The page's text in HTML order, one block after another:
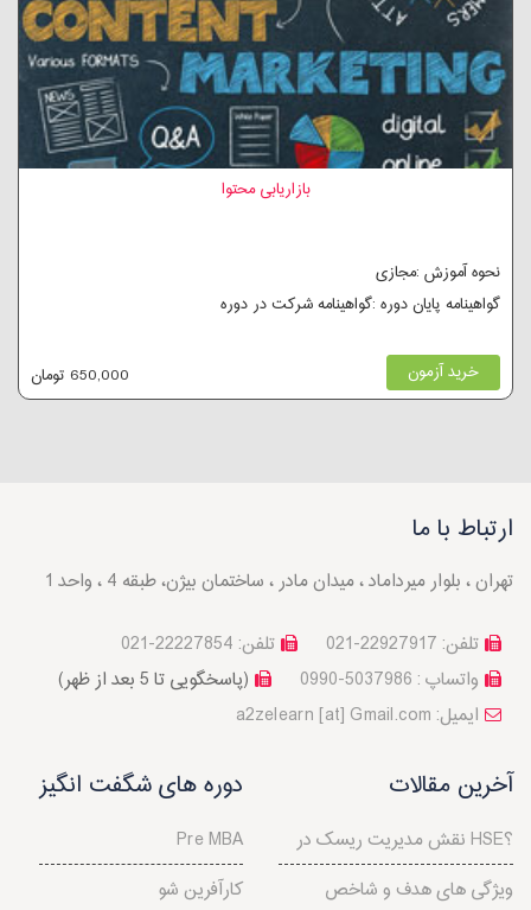
بازاریابی محتوا
نحوه آموزش :مجازی
گواهینامه پایان دوره :گواهینامه شرکت در دوره
خرید آزمون 650,000 تومان
ارتباط با ما
تهران ، بلوار میرداماد ، میدان مادر ، ساختمان بیژن، طبقه 4 ، واحد 1
تلفن: 22227854-021
تلفن: 22927917-021
(پاسخگویی تا 5 بعد از ظهر)
واتساپ : 5037986-0990
a2zelearn [at] Gmail.com :ایمیل
آخرین مقالات
نقش مدیریت ریسک در HSE؟
ویژگی های هدف و شاخص
دوره های شگفت انگیز
Pre MBA
کارآفرین شو